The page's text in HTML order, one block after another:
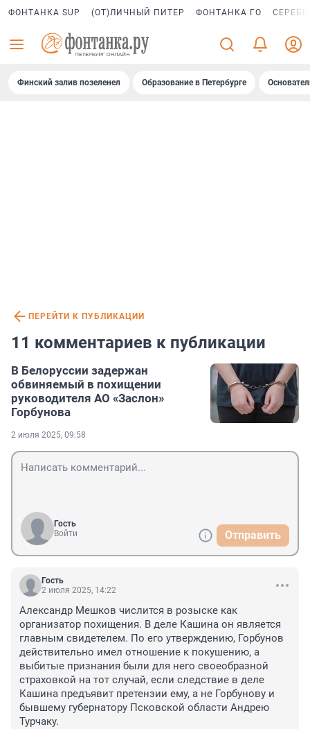
ФОНТАНКА SUP (ОТ)ЛИЧНЫЙ ПИТЕР ФОНТАНКА ГО
Финский залив позеленел Образование в Петербурге
ПЕРЕЙТИ К ПУБЛИКАЦИИ
11 комментариев к публикации
В Белоруссии задержан
обвиняемый в похищении
руководителя АО «Заслон»
Горбунова
2 июля 2025, 09:58
Гость
Войти
Отправить
Гость
2 июля 2025, 14:22
Александр Мешков числится в розыске как
организатор похищения. В деле Кашина он является
главным свидетелем. По его утверждению, Горбунов
действительно имел отношение к покушению, а
выбитые признания были для него своеобразной
страховкой на тот случай, если следствие в деле
Кашина предъявит претензии ему, а не Горбунову и
бывшему губернатору Псковской области Андрею
Турчаку.